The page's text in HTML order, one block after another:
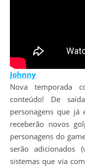
Johnny
Nova temporada
conteúdo! De
personagens que já
receberão novos
personagens do
serão adicionados
sistemas que via